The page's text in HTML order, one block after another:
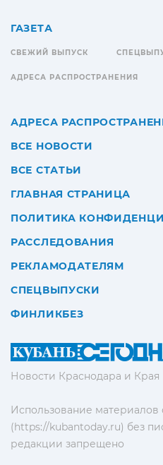
Новости Краснодара и Края
Использование материалов
(https://kubantoday.ru) без
редакции запрещено
ГАЗЕТА
СВЕЖИЙ ВЫПУСК
АДРЕСА РАСПРОСТРАНЕНИЯ
АДРЕСА
ВСЕ НОВОСТИ
ВСЕ СТАТЬИ
ГЛАВНАЯ СТРАНИЦА
ПОЛИТИКА
РАССЛЕДОВАНИЯ
РЕКЛАМОДАТЕЛЯМ
СПЕЦВЫПУСКИ
ФИНЛИКБЕЗ